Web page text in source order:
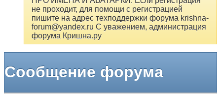
не проходит, для помощи с регистрацией
пишите на адрес техподдержки форума krishna-
forum@yandex.ru С уважением, администрация
форума Кришна.ру
Сообщение форума